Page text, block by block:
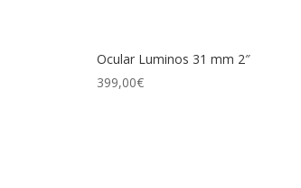
Ocular Luminos 31 mm 2″
399,00€